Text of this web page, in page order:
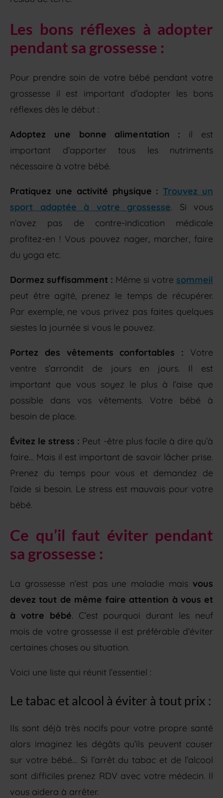
Les bons réflexes à adopter
pendant sa grossesse :
Pour prendre soin de votre bébé pendant votre
grossesse il est important d’adopter les bons
réflexes dès le début :
Adoptez une bonne alimentation : il est
important d’apporter tous les nutriments
nécessaire à votre bébé.
Pratiquez une activité physique : Trouvez un
sport adaptée à votre grossesse. Si vous
n’avez pas de contre-indication médicale
profitez-en ! Vous pouvez nager, marcher, faire
du yoga etc.
Dormez suffisamment : Même si votre sommeil
peut être agité, prenez le temps de récupérer.
Par exemple, ne vous privez pas faites quelques
siestes la journée si vous le pouvez.
Portez des vêtements confortables : Votre
ventre s’arrondit de jours en jours. Il est
important que vous soyez le plus à l’aise que
possible dans vos vêtements. Votre bébé à
besoin de place.
Évitez le stress : Peut -être plus facile à dire qu’à
faire… Mais il est important de savoir lâcher prise.
Prenez du temps pour vous et demandez de
l’aide si besoin. Le stress est mauvais pour votre
bébé.
Ce qu’il faut éviter pendant
sa grossesse :
La grossesse n’est pas une maladie mais vous
devez tout de même faire attention à vous et
à votre bébé. C’est pourquoi durant les neuf
mois de votre grossesse il est préférable d’éviter
certaines choses ou situation.
Voici une liste qui réunit l’essentiel :
Le tabac et alcool à éviter à tout prix :
Ils sont déjà très nocifs pour votre propre santé
alors imaginez les dégâts qu’ils peuvent causer
sur votre bébé… Si l’arrêt du tabac et de l’alcool
sont difficiles prenez RDV avec votre médecin. Il
vous aidera à arrêter.